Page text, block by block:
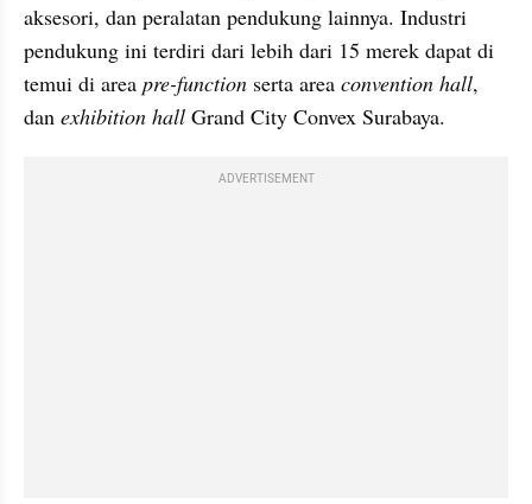
aksesori, dan peralatan pendukung lainnya. Industri
pendukung ini terdiri dari lebih dari 15 merek dapat di
temui di area pre-function serta area convention hall,
dan exhibition hall Grand City Convex Surabaya.
ADVERTISEMENT